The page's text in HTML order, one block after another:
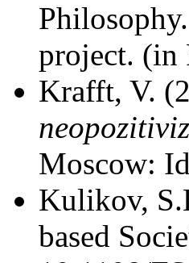
project. (in
Krafft, V.
Moscow:
Kulikov,
based